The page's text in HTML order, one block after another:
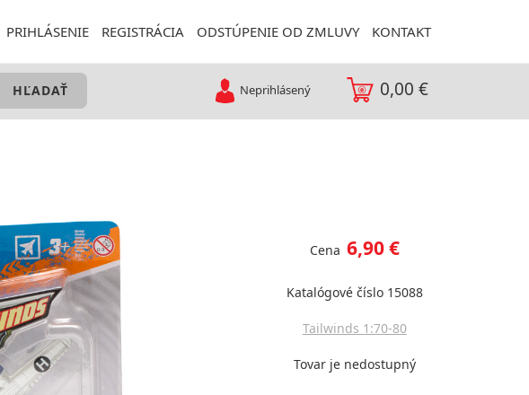
PRIHLÁSENIE REGISTRÁCIA ODSTÚPENIE OD ZMLUVY KONTAKT
0,00 €
Neprihlásený
Cena 6,90 €
Katalógové číslo 15088
Tailwinds 1:70-80
Tovar je nedostupný